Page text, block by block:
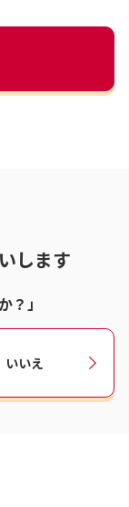
します
？」
いいえ